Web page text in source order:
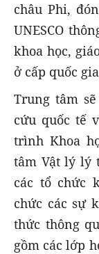
châu Phi,
UNESCO
khoa học,
ở cấp quốc
Trung tâm
cứu quốc tế
trình Khoa
tâm Vật lý lý
các tổ chức
chức các sự
thức thông
gồm các lớp